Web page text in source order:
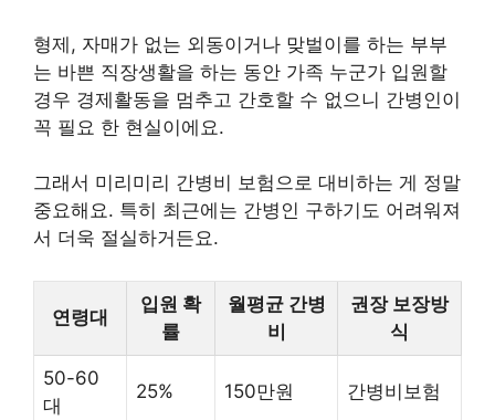
형제, 자매가 없는 외동이거나 맞벌이를 하는 부부
는 바쁜 직장생활을 하는 동안 가족 누군가 입원할
경우 경제활동을 멈추고 간호할 수 없으니 간병인이
꼭 필요 한 현실이에요.
그래서 미리미리 간병비 보험으로 대비하는 게 정말
중요해요. 특히 최근에는 간병인 구하기도 어려워져
서 더욱 절실하거든요.
연령대
입원 확
률
월평균 간병
비
권장 보장방
식
50-60
대
25% 150만원 간병비보험